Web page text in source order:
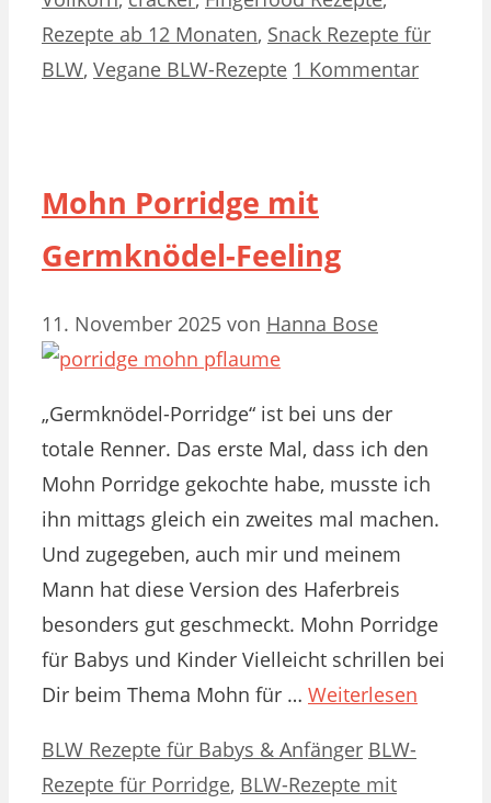
Rezepte ab 12 Monaten, Snack Rezepte für
BLW, Vegane BLW-Rezepte 1 Kommentar
Mohn Porridge mit
Germknödel-Feeling
11. November 2025 von Hanna Bose
„Germknödel-Porridge“ ist bei uns der
totale Renner. Das erste Mal, dass ich den
Mohn Porridge gekochte habe, musste ich
ihn mittags gleich ein zweites mal machen.
Und zugegeben, auch mir und meinem
Mann hat diese Version des Haferbreis
besonders gut geschmeckt. Mohn Porridge
für Babys und Kinder Vielleicht schrillen bei
Dir beim Thema Mohn für … Weiterlesen
Kategorien
BLW Rezepte für Babys & Anfänger Schlagwörter
BLW-
Rezepte für Porridge, BLW-Rezepte mit